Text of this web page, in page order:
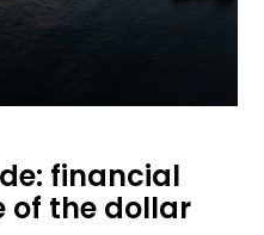
financial
of the dollar